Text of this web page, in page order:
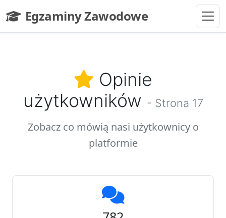
Egzaminy Zawodowe
- strona główna
Opinie
użytkowników - Strona 17
Zobacz co mówią nasi użytkownicy o
platformie